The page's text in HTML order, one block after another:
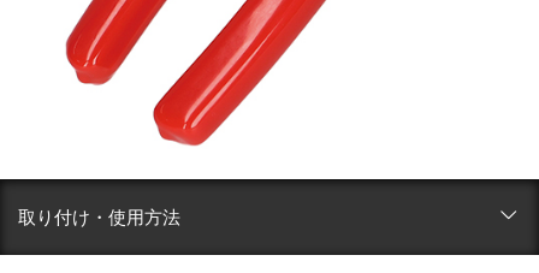
取り付け・使用方法